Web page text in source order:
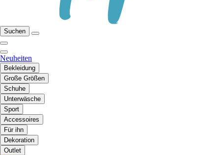
Suchen
Neuheiten
Bekleidung
Große Größen
Schuhe
Unterwäsche
Sport
Accessoires
Für ihn
Dekoration
Outlet